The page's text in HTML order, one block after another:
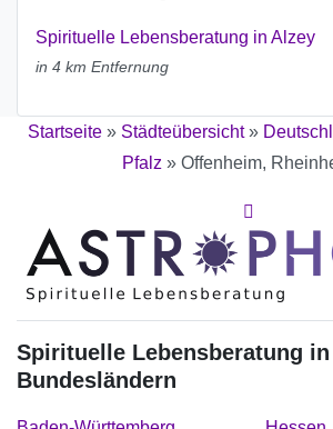
Spirituelle Lebensberatung in Alzey
in 4 km Entfernung
Startseite » Städteübersicht»
Pfalz» Offenheim,
Spirituelle Lebensberatung
Bundesländern